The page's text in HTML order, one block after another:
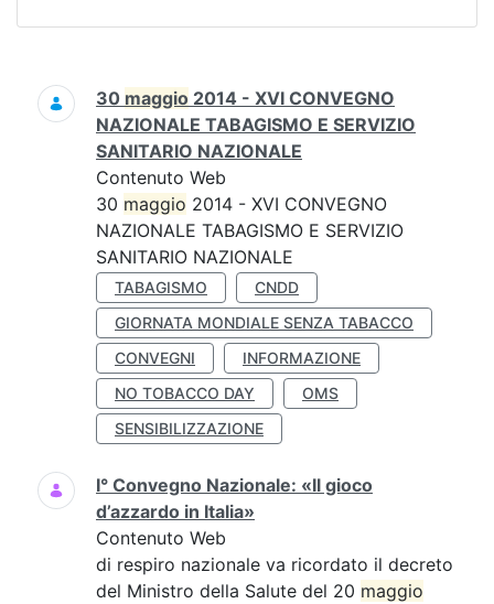
Ricerca
30 maggio 2014 - XVI CONVEGNO
NAZIONALE TABAGISMO E SERVIZIO
SANITARIO NAZIONALE
Contenuto Web
30 maggio 2014 - XVI CONVEGNO
NAZIONALE TABAGISMO E SERVIZIO
SANITARIO NAZIONALE
TABAGISMO
CNDD
GIORNATA MONDIALE SENZA TABACCO
CONVEGNI
INFORMAZIONE
NO TOBACCO DAY
OMS
SENSIBILIZZAZIONE
I° Convegno Nazionale: «Il gioco
d’azzardo in Italia»
Contenuto Web
di respiro nazionale va ricordato il decreto
del Ministro della Salute del 20 maggio